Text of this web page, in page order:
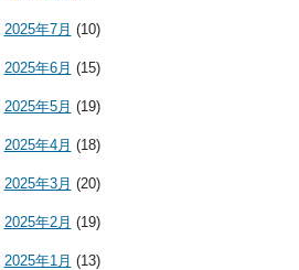
2025年7月 (10)
2025年6月 (15)
2025年5月 (19)
2025年4月 (18)
2025年3月 (20)
2025年2月 (19)
2025年1月 (13)